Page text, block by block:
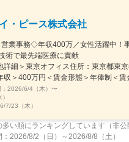
・ピース株式会社
営業事務◇年収400万／女性活躍中！
術で最先端医療に貢献
2026/6/4（木） 〜
7/23（木）
い順にランキングしています（非公
2026/8/2（日）～2026/8/8（土）